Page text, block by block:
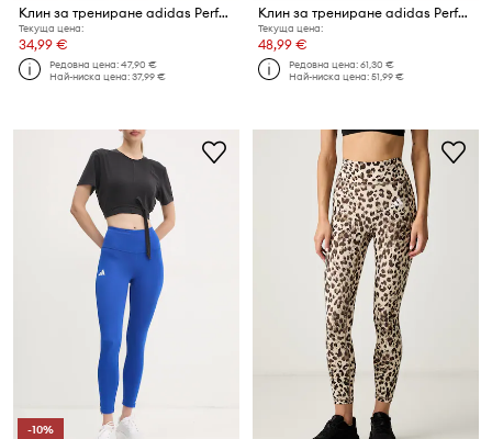
Клин за трениране adidas Performance Hyperglam
Текуща цена:
34,99 €
Редовна цена:47,90 €
Най-ниска цена:37,99 €
Клин за трениране adidas Performance Optime
Текуща цена:
48,99 €
Редовна цена:61,30 €
Най-ниска цена:51,99 €
-10%